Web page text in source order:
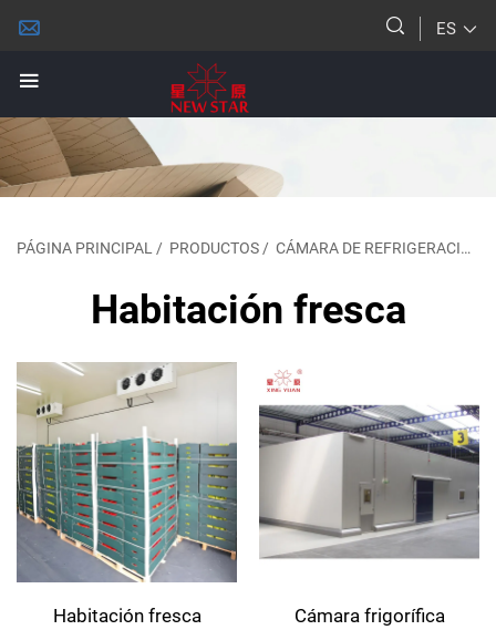
ES
PÁGINA PRINCIPAL/ PRODUCTOS/ CÁMARA DE REFRIGERACIÓN
Habitación fresca
Habitación fresca
Cámara frigorífica